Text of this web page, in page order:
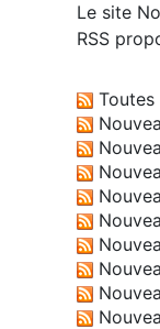
Le site
RSS
Toutes